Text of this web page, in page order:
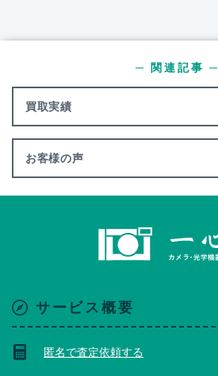
買取実績
─ 関連記事 ─
お客様の声
サービス概要
匿名で査定依頼する